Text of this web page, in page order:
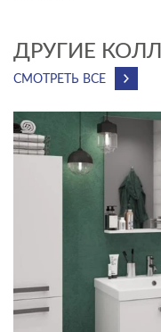
ДРУГИЕ
СМОТРЕТЬ ВСЕ